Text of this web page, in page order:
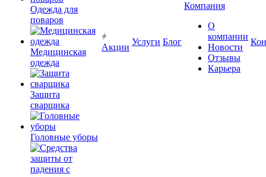
Одежда для
поваров
Медицинская
одежда
Защита
сварщика
Головные уборы
Акции
Услуги Блог
Компания
О
компании
Новости
Отзывы
Карьера